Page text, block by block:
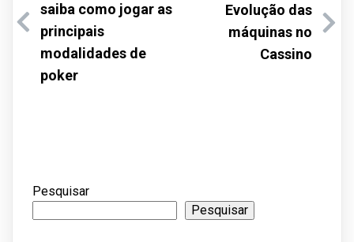
saiba como jogar as
principais
modalidades de
poker
Evolução das
máquinas no
Cassino
Pesquisar
Pesquisar